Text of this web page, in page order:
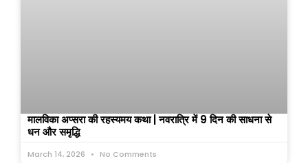
मालविका अप्सरा की रहस्यमय कथा | नवरात्रि में 9 दिन की साधना से
धन और समृद्धि
March 14, 2026 No Comments